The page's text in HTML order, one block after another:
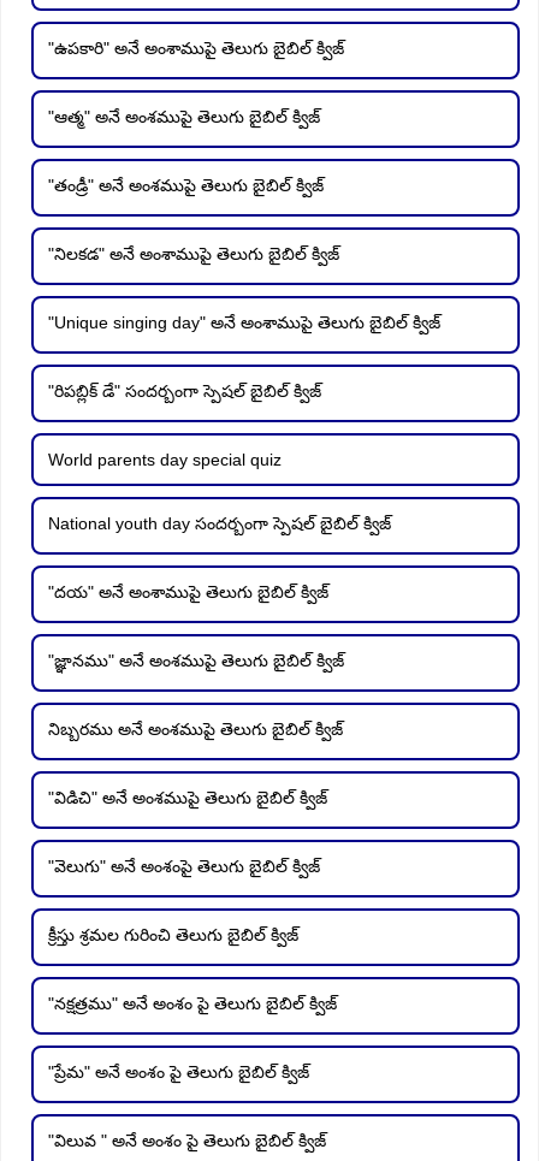
"ఉపకారి" అనే అంశాముపై తెలుగు బైబిల్ క్విజ్
"ఆత్మ" అనే అంశముపై తెలుగు బైబిల్ క్విజ్
"తండ్రీ" అనే అంశముపై తెలుగు బైబిల్ క్విజ్
"నిలకడ" అనే అంశాముపై తెలుగు బైబిల్ క్విజ్
"Unique singing day" అనే అంశాముపై తెలుగు బైబిల్ క్విజ్
"రిపబ్లిక్ డే" సందర్బంగా స్పెషల్ బైబిల్ క్విజ్
World parents day special quiz
National youth day సందర్బంగా స్పెషల్ బైబిల్ క్విజ్
"దయ" అనే అంశాముపై తెలుగు బైబిల్ క్విజ్
"జ్ఞానము" అనే అంశముపై తెలుగు బైబిల్ క్విజ్
నిబ్బరము అనే అంశముపై తెలుగు బైబిల్ క్విజ్
"విడిచి" అనే అంశముపై తెలుగు బైబిల్ క్విజ్
"వెలుగు" అనే అంశంపై తెలుగు బైబిల్ క్విజ్
క్రీస్తు శ్రమల గురించి తెలుగు బైబిల్ క్విజ్
"నక్షత్రము" అనే అంశం పై తెలుగు బైబిల్ క్విజ్
"ప్రేమ" అనే అంశం పై తెలుగు బైబిల్ క్విజ్
"విలువ " అనే అంశం పై తెలుగు బైబిల్ క్విజ్